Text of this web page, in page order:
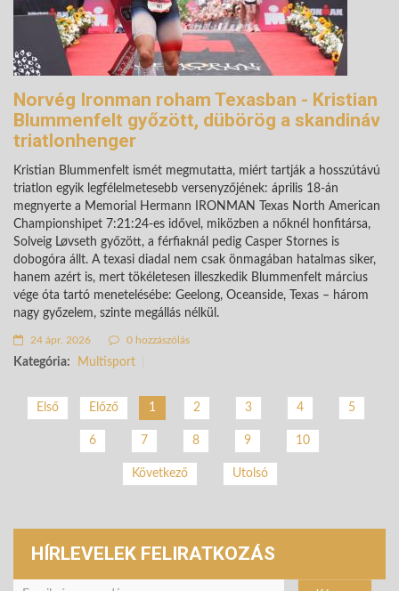
Norvég Ironman roham Texasban - Kristian
Blummenfelt győzött, dübörög a skandináv
triatlonhenger
Kristian Blummenfelt ismét megmutatta, miért tartják a hosszútávú
triatlon egyik legfélelmetesebb versenyzőjének: április 18-án
megnyerte a Memorial Hermann IRONMAN Texas North American
Championshipet 7:21:24-es idővel, miközben a nőknél honfitársa,
Solveig Løvseth győzött, a férfiaknál pedig Casper Stornes is
dobogóra állt. A texasi diadal nem csak önmagában hatalmas siker,
hanem azért is, mert tökéletesen illeszkedik Blummenfelt március
vége óta tartó menetelésébe: Geelong, Oceanside, Texas – három
nagy győzelem, szinte megállás nélkül.
24 ápr. 2026 0 hozzászólás
Kategória: Multisport
Első Előző 1 2 3 4 5
6 7 8 9 10
Következő Utolsó
HÍRLEVELEK FELIRATKOZÁS